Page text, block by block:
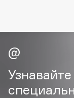
Corimo
CosRX
Cottolina
Crescina
Cunzite